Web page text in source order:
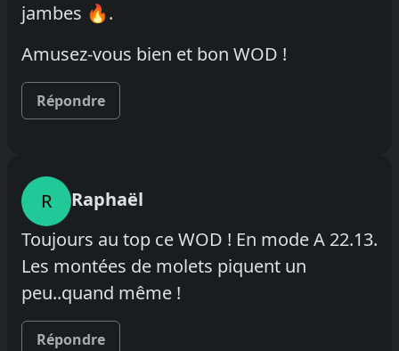
jambes 🔥.
Amusez-vous bien et bon WOD !
Répondre
R
Raphaël
Toujours au top ce WOD ! En mode A 22.13.
Les montées de molets piquent un
peu..quand même !
Répondre